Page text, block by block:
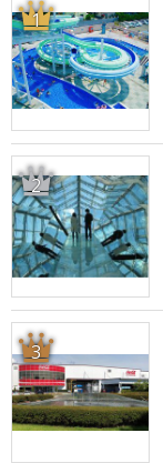
1
2
3